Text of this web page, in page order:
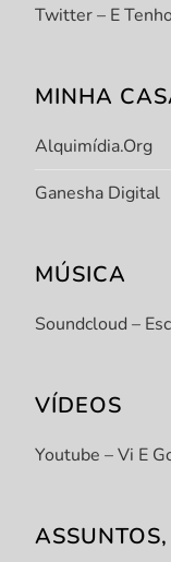
Twitter – E
MINHA
Alquimídia.org
Ganesha Digital
MÚSICA
Soundcloud –
VÍDEOS
Youtube – Vi E